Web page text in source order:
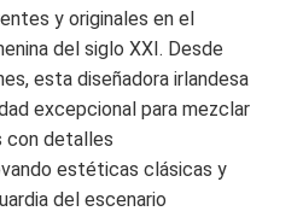
y originales en el
del siglo XXI. Desde
esta diseñadora irlandesa
excepcional para mezclar
con detalles
estéticas clásicas y
del escenario